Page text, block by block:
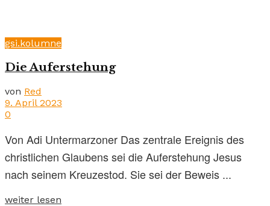
gsi.kolumne
Die Auferstehung
von Red
9. April 2023
0
Von Adi Untermarzoner Das zentrale Ereignis des
christlichen Glaubens sei die Auferstehung Jesus
nach seinem Kreuzestod. Sie sei der Beweis ...
weiter lesen